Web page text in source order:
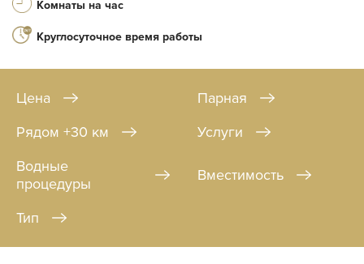
Комнаты на час
Круглосуточное время работы
Цена
Парная
Рядом +30 км
Услуги
Водные
процедуры
Вместимость
Тип